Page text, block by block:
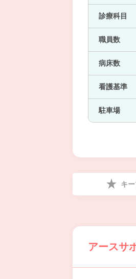
診療科目
職員数
病床数
看護基準
駐車場
キ
アースサ